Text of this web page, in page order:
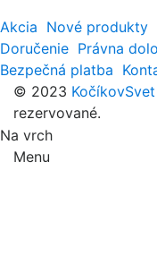
Akcia Nové produkty
Doručenie Právna
Bezpečná platba
© 2023
rezervované.
Na vrch
Menu